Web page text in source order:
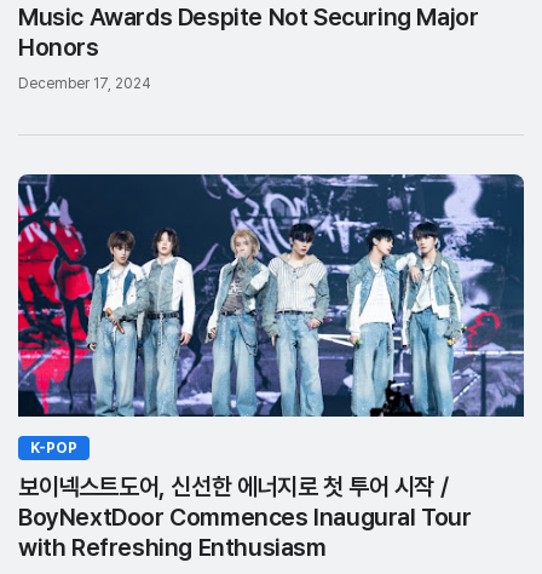
Music Awards Despite Not Securing Major
Honors
December 17, 2024
K-POP
보이넥스트도어, 신선한 에너지로 첫 투어 시작 /
BoyNextDoor Commences Inaugural Tour
with Refreshing Enthusiasm